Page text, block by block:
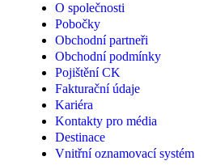
O společnosti
Pobočky
Obchodní partneři
Obchodní podmínky
Pojištění CK
Fakturační údaje
Kariéra
Kontakty pro média
Destinace
Vnitřní oznamovací systém